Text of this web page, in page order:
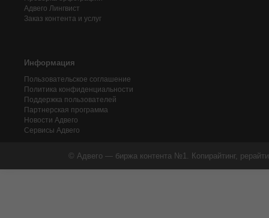
Адвего Лингвист
Заказ контента и услуг
Информация
Пользовательское соглашение
Политика конфиденциальности
Поддержка пользователей
Партнерская программа
Новости Адвего
Сервисы Адвего
© Адвего — биржа контента №1. Копирайтинг,